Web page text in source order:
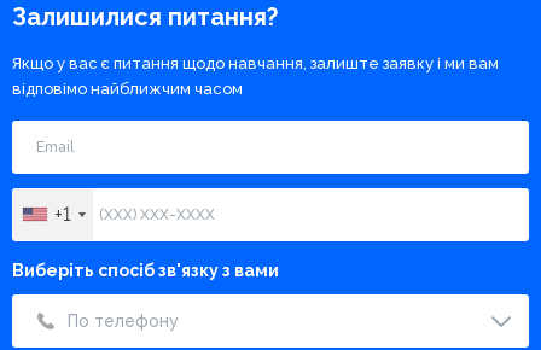
Залишилися питання?
Якщо у вас є питання щодо навчання, залиште заявку і ми вам
відповімо найближчим часом
+1
Виберіть спосіб зв'язку з вами
По телефону